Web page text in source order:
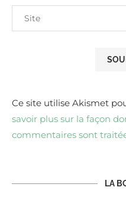
Ce site utilise Akismet
savoir plus sur la façon
commentaires sont
LA